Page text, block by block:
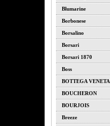
Blumarine
Borbonese
Borsalino
Borsari
Borsari 1870
Boss
BOTTEGA VENETA
BOUCHERON
BOURJOIS
Breeze